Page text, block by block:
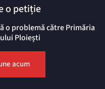
o petiție
o problemă către Primăria
Ploiești
acum